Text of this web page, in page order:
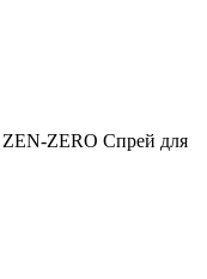
ZEN-ZERO Спрей для